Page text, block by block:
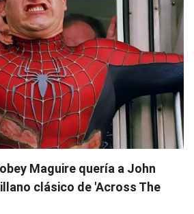
Maguire quería a John
clásico de 'Across The